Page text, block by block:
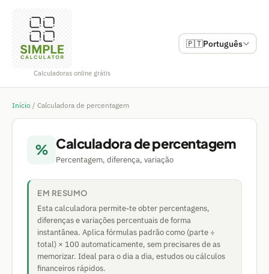
Calculadoras online grátis
🇵🇹Português
Início / Calculadora de percentagem
% Calculadora de percentagem
Percentagem, diferença, variação
EM RESUMO
Esta calculadora permite-te obter percentagens,
diferenças e variações percentuais de forma
instantânea. Aplica fórmulas padrão como (parte ÷
total) × 100 automaticamente, sem precisares de as
memorizar. Ideal para o dia a dia, estudos ou cálculos
financeiros rápidos.